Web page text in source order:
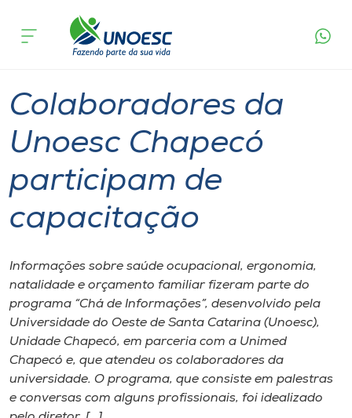
Cursos
Pesquisa
Atendimento ao Estudante
Portal de Ensino
A
Internacionalização
I.nova
acontece
Colaboradores da
Unoesc Chapecó
participam de
capacitação
Informações sobre saúde ocupacional, ergonomia,
natalidade e orçamento familiar fizeram parte do
programa “Chá de Informações”, desenvolvido pela
Universidade do Oeste de Santa Catarina (Unoesc),
Unidade Chapecó, em parceria com a Unimed
Chapecó e, que atendeu os colaboradores da
universidade. O programa, que consiste em palestras
e conversas com alguns profissionais, foi idealizado